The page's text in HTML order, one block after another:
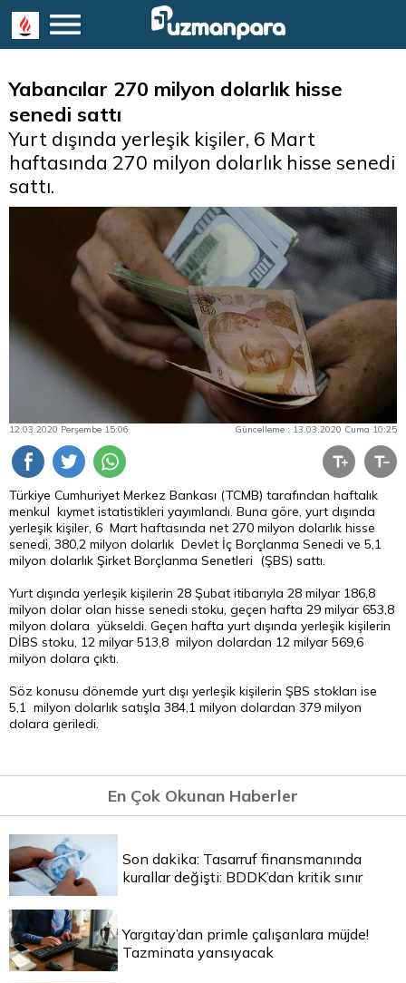
Yabancılar 270 milyon dolarlık hisse
senedi sattı
Yurt dışında yerleşik kişiler, 6 Mart
haftasında 270 milyon dolarlık hisse senedi
sattı.
12.03.2020 Perşembe 15:06 Güncelleme : 13.03.2020 Cuma 10:25
Türkiye Cumhuriyet Merkez Bankası (TCMB) tarafından haftalık
menkul kıymet istatistikleri yayımlandı. Buna göre, yurt dışında
yerleşik kişiler, 6 Mart haftasında net 270 milyon dolarlık hisse
senedi, 380,2 milyon dolarlık Devlet İç Borçlanma Senedi ve 5,1
milyon dolarlık Şirket Borçlanma Senetleri (ŞBS) sattı.
Yurt dışında yerleşik kişilerin 28 Şubat itibarıyla 28 milyar 186,8
milyon dolar olan hisse senedi stoku, geçen hafta 29 milyar 653,8
milyon dolara yükseldi. Geçen hafta yurt dışında yerleşik kişilerin
DİBS stoku, 12 milyar 513,8 milyon dolardan 12 milyar 569,6
milyon dolara çıktı.
Söz konusu dönemde yurt dışı yerleşik kişilerin ŞBS stokları ise
5,1 milyon dolarlık satışla 384,1 milyon dolardan 379 milyon
dolara geriledi.
En Çok Okunan Haberler
Son dakika: Tasarruf finansmanında
kurallar değişti: BDDK’dan kritik sınır
Yargıtay’dan primle çalışanlara müjde!
Tazminata yansıyacak